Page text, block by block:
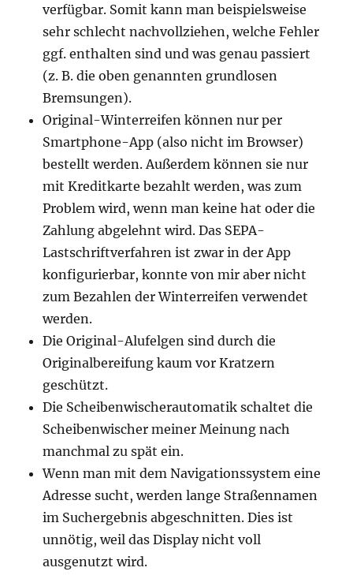
verfügbar. Somit kann man beispielsweise
sehr schlecht nachvollziehen, welche Fehler
ggf. enthalten sind und was genau passiert
(z. B. die oben genannten grundlosen
Bremsungen).
Original-Winterreifen können nur per
Smartphone-App (also nicht im Browser)
bestellt werden. Außerdem können sie nur
mit Kreditkarte bezahlt werden, was zum
Problem wird, wenn man keine hat oder die
Zahlung abgelehnt wird. Das SEPA-
Lastschriftverfahren ist zwar in der App
konfigurierbar, konnte von mir aber nicht
zum Bezahlen der Winterreifen verwendet
werden.
Die Original-Alufelgen sind durch die
Originalbereifung kaum vor Kratzern
geschützt.
Die Scheibenwischerautomatik schaltet die
Scheibenwischer meiner Meinung nach
manchmal zu spät ein.
Wenn man mit dem Navigationssystem eine
Adresse sucht, werden lange Straßennamen
im Suchergebnis abgeschnitten. Dies ist
unnötig, weil das Display nicht voll
ausgenutzt wird.